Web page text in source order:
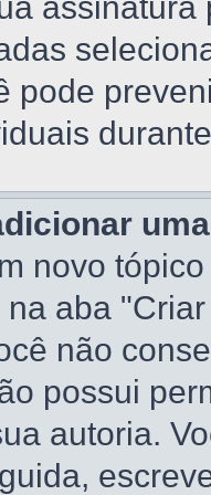
pode
novo
aba
não
possui
autoria.